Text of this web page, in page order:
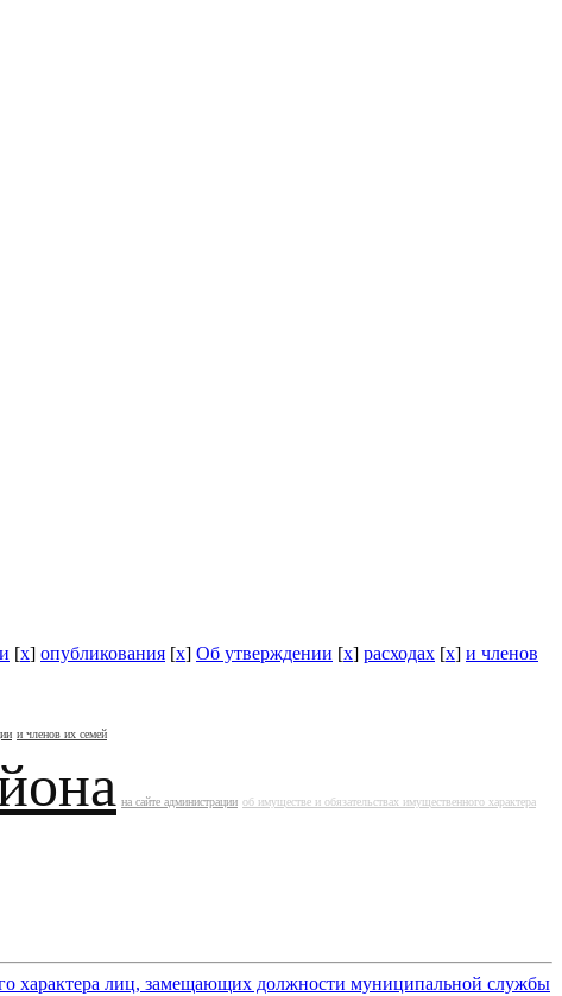
[x] опубликования [x] Об утверждении [x] расходах [x] и членов
и членов их семей
на сайте администрации об имуществе и обязательствах имущественного характера
характера лиц, замещающих должности муниципальной службы